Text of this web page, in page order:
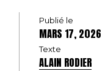
Publié le
MARS 17, 2026
Texte
ALAIN RODIER